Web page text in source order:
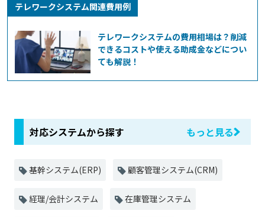
テレワークシステム関連費用例
テレワークシステムの費用相場は？削減
できるコストや使える助成金などについ
ても解説！
対応システムから探す もっと見る
基幹システム(ERP) 顧客管理システム(CRM)
経理/会計システム 在庫管理システム